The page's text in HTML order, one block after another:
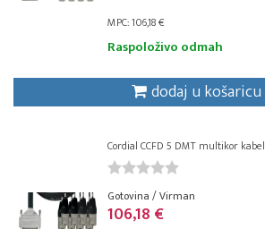
MPC: 106,18 €
Raspoloživo odmah
dodaj u košaricu
Cordial CCFD 5 DMT multikor kabel
Gotovina / Virman
106,18 €